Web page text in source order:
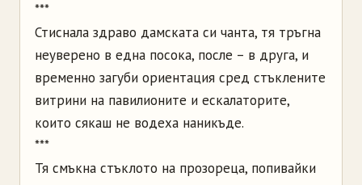
***
Стиснала здраво дамската си чанта, тя тръгна
неуверено в една посока, после – в друга, и
временно загуби ориентация сред стъклените
витрини на павилионите и ескалаторите,
които сякаш не водеха наникъде.
***
Тя смъкна стъклото на прозореца, попивайки